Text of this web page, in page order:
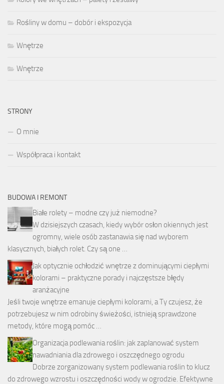
Rośliny w domu – dobór i ekspozycja
Wnętrze
Wnętrze
STRONY
O mnie
Współpraca i kontakt
BUDOWA I REMONT
Białe rolety – modne czy już niemodne?
W dzisiejszych czasach, kiedy wybór osłon okiennych jest
ogromny, wiele osób zastanawia się nad wyborem
klasycznych, białych rolet. Czy są one …
Jak optycznie ochłodzić wnętrze z dominującymi ciepłymi
kolorami – praktyczne porady i najczęstsze błędy
aranżacyjne
Jeśli twoje wnętrze emanuje ciepłymi kolorami, a Ty czujesz, że
potrzebujesz w nim odrobiny świeżości, istnieją sprawdzone
metody, które mogą pomóc …
Organizacja podlewania roślin: jak zaplanować system
nawadniania dla zdrowego i oszczędnego ogrodu
Dobrze zorganizowany system podlewania roślin to klucz
do zdrowego wzrostu i oszczędności wody w ogrodzie. Efektywne